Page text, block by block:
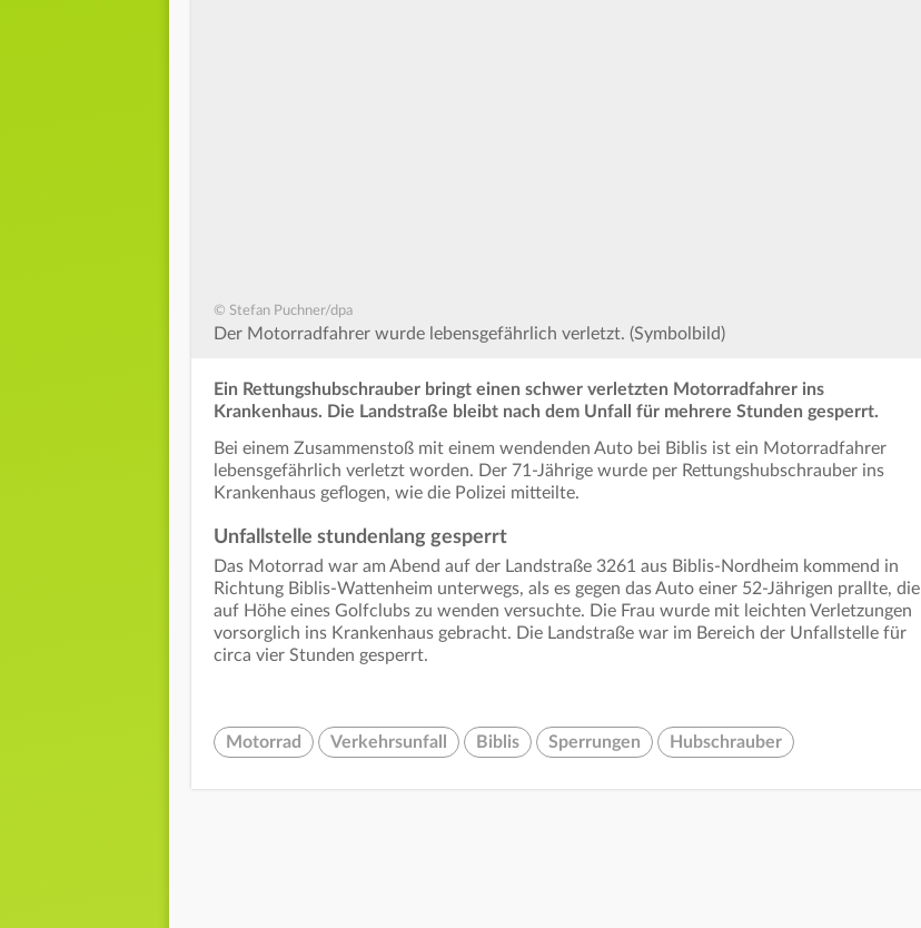
© Stefan Puchner/dpa
Der Motorradfahrer wurde lebensgefährlich verletzt. (Symbolbild)
Ein Rettungshubschrauber bringt einen schwer verletzten Motorradfahrer ins
Krankenhaus. Die Landstraße bleibt nach dem Unfall für mehrere Stunden gesperrt.
Bei einem Zusammenstoß mit einem wendenden Auto bei Biblis ist ein Motorradfahrer
lebensgefährlich verletzt worden. Der 71-Jährige wurde per Rettungshubschrauber ins
Krankenhaus geflogen, wie die Polizei mitteilte.
Unfallstelle stundenlang gesperrt
Das Motorrad war am Abend auf der Landstraße 3261 aus Biblis-Nordheim kommend in
Richtung Biblis-Wattenheim unterwegs, als es gegen das Auto einer 52-Jährigen prallte, die
auf Höhe eines Golfclubs zu wenden versuchte. Die Frau wurde mit leichten Verletzungen
vorsorglich ins Krankenhaus gebracht. Die Landstraße war im Bereich der Unfallstelle für
circa vier Stunden gesperrt.
Motorrad Verkehrsunfall Biblis Sperrungen Hubschrauber